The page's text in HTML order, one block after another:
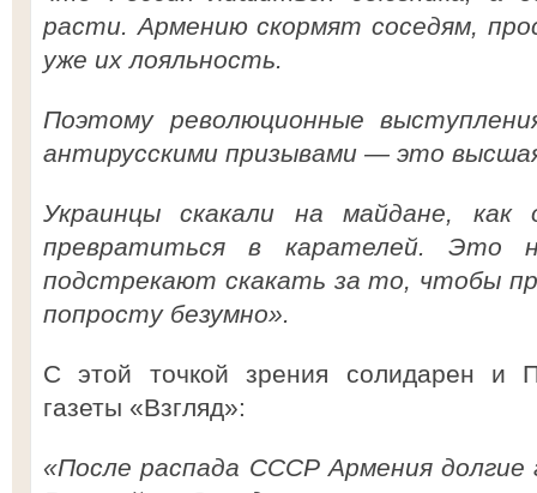
расти. Армению скормят соседям,
уже их лояльность.
Поэтому революционные
антирусскими призывами — это
Украинцы скакали на майдане,
превратиться в карателей. Это
подстрекают скакать за то, чтобы
попросту безумно».
С этой точкой зрения солидарен и
газеты «Взгляд»:
«После распада СССР Армения долгие